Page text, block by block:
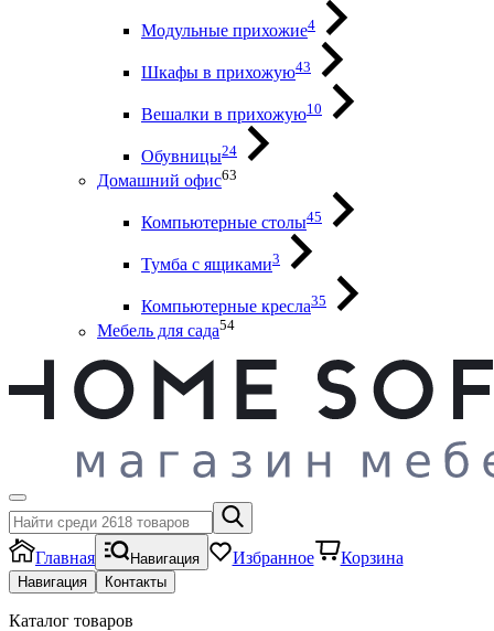
Модульные прихожие4
Шкафы в прихожую43
Вешалки в прихожую10
Обувницы24
Домашний офис63
Компьютерные столы45
Тумба с ящиками3
Компьютерные кресла35
Мебель для сада54
Главная Навигация Избранное Корзина
Навигация Контакты
Каталог товаров